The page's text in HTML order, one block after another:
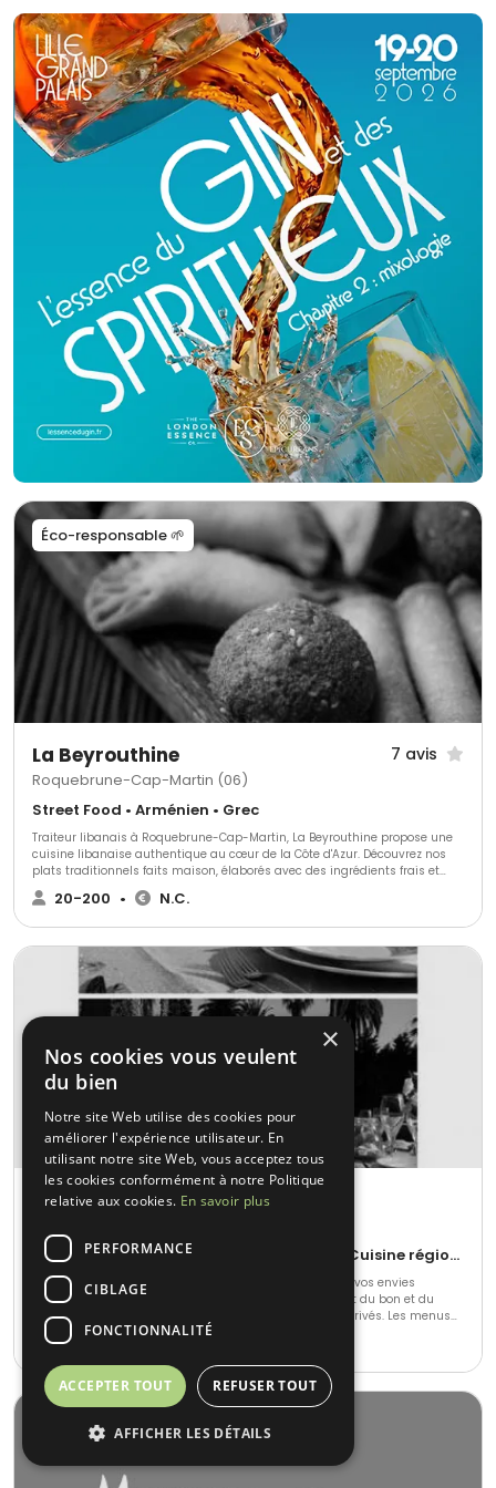
Éco-responsable 🌱
La Beyrouthine 7 avis
Roquebrune-Cap-Martin (06)
Street Food • Arménien • Grec
Traiteur libanais à Roquebrune-Cap-Martin, La Beyrouthine propose une
cuisine libanaise authentique au cœur de la Côte d'Azur. Découvrez nos
plats traditionnels faits maison, élaborés avec des ingrédients frais et
respectant les recettes familiales. Idéal pour événements privés,
professionnels ou repas à emporter, notre service offre une expérience
20-200 • N.C.
Monsieur George
Barbecue et grillades • Gastronomique • Cuisine régionale
Grâce à une gastronomie respectueuse, vos besoins et vos envies
passent par notre chef de cuisine et son équipe. Le gout du bon et du
beau au travers de vos évènements professionnels et privés. Les menus
sont élaborés et livrés sur mesure 7/7 dans les villas, sur les bateaux ou
sur votre lieu de travail.
5-400
×
Nos cookies vous veulent
du bien
Notre site Web utilise des cookies pour
améliorer l'expérience utilisateur. En
utilisant notre site Web, vous acceptez tous
les cookies conformément à notre Politique
relative aux cookies. En savoir plus
PERFORMANCE
CIBLAGE
FONCTIONNALITÉ
ACCEPTER TOUT REFUSER TOUT
AFFICHER LES DÉTAILS